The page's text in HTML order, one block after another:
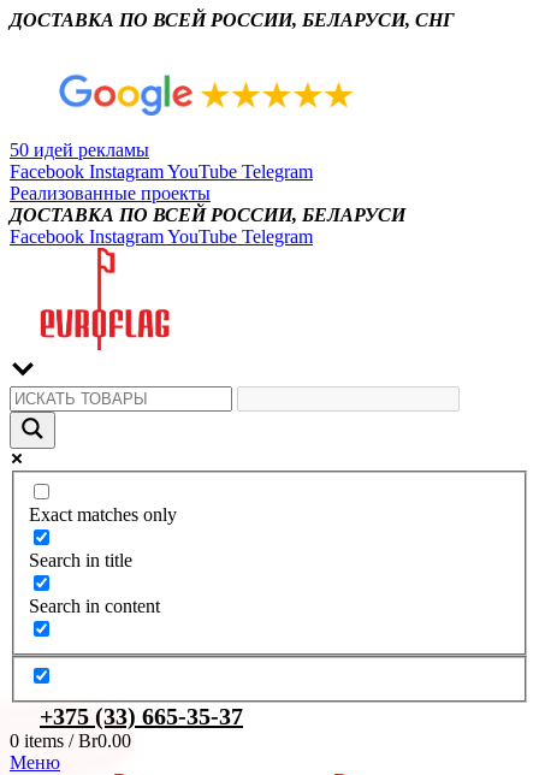
ДОСТАВКА ПО ВСЕЙ РОССИИ, БЕЛАРУСИ, СНГ
50 идей рекламы
Facebook InstagramYouTube Telegram
Реализованные проекты
ДОСТАВКА ПО ВСЕЙ РОССИИ, БЕЛАРУСИ
Facebook InstagramYouTube Telegram
Exact matches only
Search in title
Search in content
+375 (33) 665-35-37
0 items / Br0.00
Меню